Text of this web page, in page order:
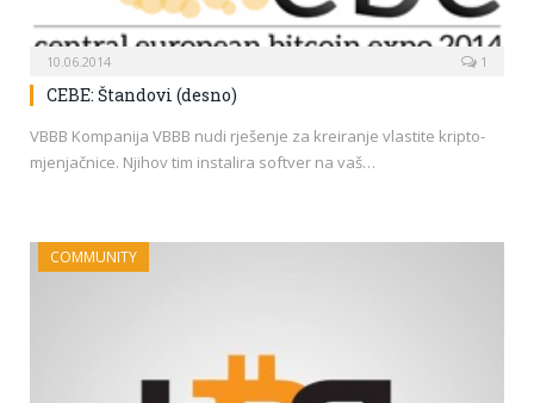
10.06.2014 1
CEBE: Štandovi (desno)
VBBB Kompanija VBBB nudi rješenje za kreiranje vlastite kripto-
mjenjačnice. Njihov tim instalira softver na vaš…
COMMUNITY